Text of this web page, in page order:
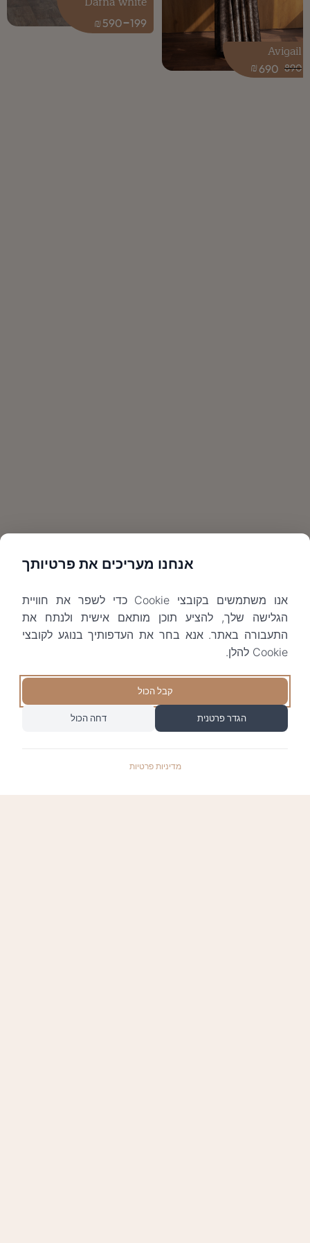
890
690
₪
Avigail
199
-
590
₪
אנחנו מעריכים את פרטיותך
אנו משתמשים בקובצי Cookie כדי לשפר את חוויית
הגלישה שלך, להציע תוכן מותאם אישית ולנתח את
התעבורה באתר. אנא בחר את העדפותיך בנוגע לקובצי
Cookie להלן.
קבל הכול
הגדר פרטנית דחה הכול
מדיניות פרטיות